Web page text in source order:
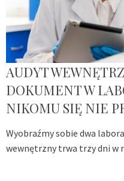
AUDYT
DOKUMENT W
NIKOMU SIĘ NIE
Wyobraźmy sobie dwa
wewnętrzny trwa trzy dni w